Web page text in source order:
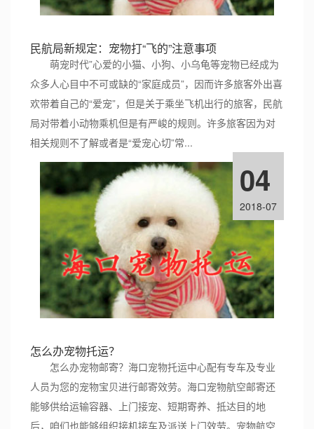
民航局新规定：宠物打“飞的”注意事项
萌宠时代”心爱的小猫、小狗、小乌龟等宠物已经成为
众多人心目中不可或缺的“家庭成员”，因而许多旅客外出喜
欢带着自己的“爱宠”，但是关于乘坐飞机出行的旅客，民航
局对带着小动物乘机但是有严峻的规则。许多旅客因为对
相关规则不了解或者是“爱宠心切”常...
怎么办宠物托运？
怎么办宠物邮寄？海口宠物托运中心配有专车及专业
人员为您的宠物宝贝进行邮寄效劳。海口宠物航空邮寄还
能够供给运输容器、上门接宠、短期寄养、抵达目的地
后，咱们也能够组织接机接车及派送上门效劳。宠物航空
04
2018-07